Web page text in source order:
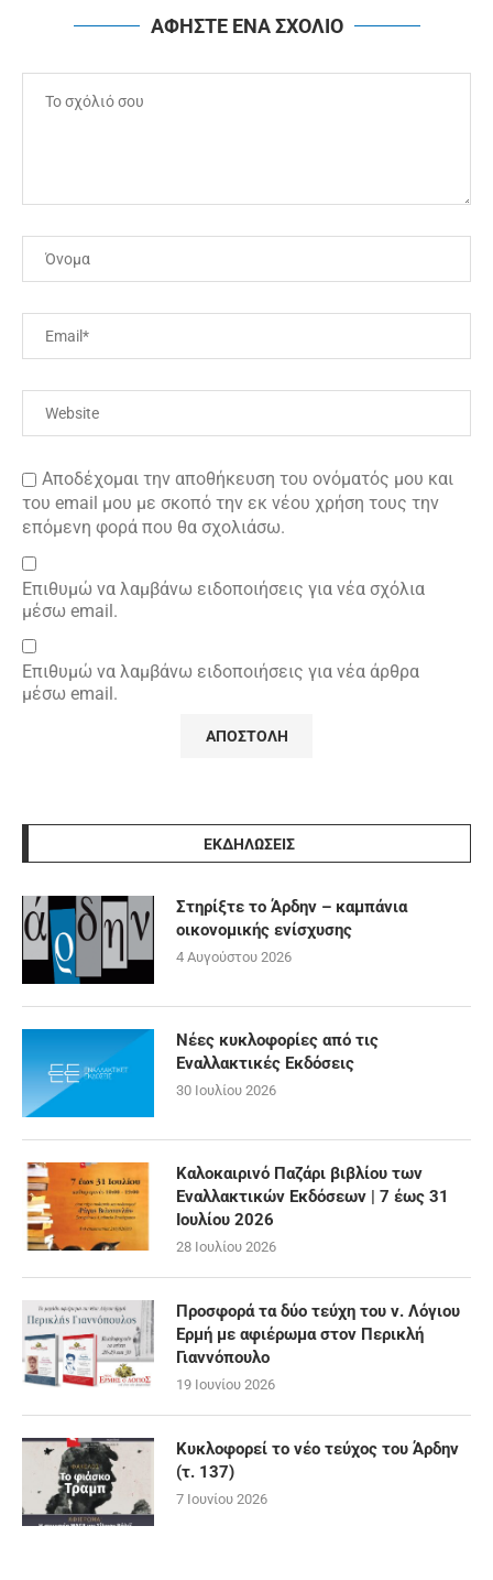
ΑΦΗΣΤΕ ΕΝΑ ΣΧΟΛΙΟ
Αποδέχομαι την αποθήκευση του ονόματός μου και
του email μου με σκοπό την εκ νέου χρήση τους την
επόμενη φορά που θα σχολιάσω.
Επιθυμώ να λαμβάνω ειδοποιήσεις για νέα σχόλια
μέσω email.
Επιθυμώ να λαμβάνω ειδοποιήσεις για νέα άρθρα
μέσω email.
ΕΚΔΗΛΩΣΕΙΣ
Στηρίξτε το Άρδην – καμπάνια
οικονομικής ενίσχυσης
4 Αυγούστου 2026
Νέες κυκλοφορίες από τις
Εναλλακτικές Εκδόσεις
30 Ιουλίου 2026
Καλοκαιρινό Παζάρι βιβλίου των
Εναλλακτικών Εκδόσεων | 7 έως 31
Ιουλίου 2026
28 Ιουλίου 2026
Προσφορά τα δύο τεύχη του ν. Λόγιου
Ερμή με αφιέρωμα στον Περικλή
Γιαννόπουλο
19 Ιουνίου 2026
Κυκλοφορεί το νέο τεύχος του Άρδην
(τ. 137)
7 Ιουνίου 2026